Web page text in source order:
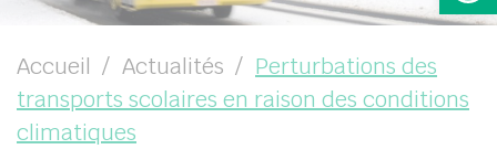
( VIE PRATIQUE )
( VIE LOCALE )
Accueil Actualités
Perturbations des
transports scolaires en raison des conditions
climatiques